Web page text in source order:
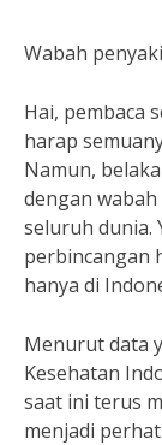
Wabah
Hai, pembaca
harap
Namun,
dengan
seluruh dunia.
perbincangan
hanya di
Menurut data
Kesehatan
saat ini terus
menjadi